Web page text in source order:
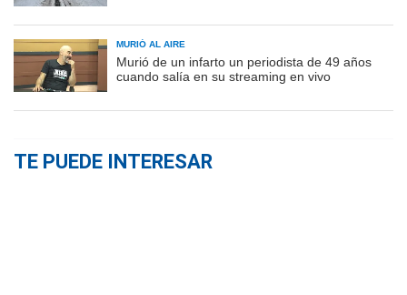
MURIÓ AL AIRE
Murió de un infarto un periodista de 49 años
cuando salía en su streaming en vivo
TE PUEDE INTERESAR